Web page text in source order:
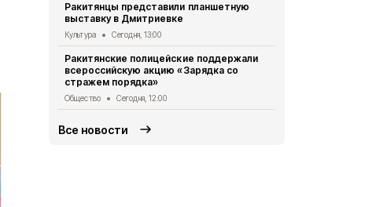
Ракитянцы представили планшетную
выставку в Дмитриевке
Культура Сегодня, 13:00
Ракитянские полицейские поддержали
всероссийскую акцию «Зарядка со
стражем порядка»
Общество Сегодня, 12:00
Все новости